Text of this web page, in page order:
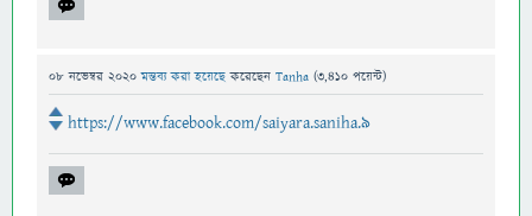
08 নভেম্বর 2020 মন্তব্য করা হয়েছেকরেছেন Tanha (3,410 পয়েন্ট)
https://www.facebook.com/saiyara.saniha.9